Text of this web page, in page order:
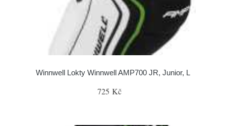
Winnwell Lokty Winnwell AMP700 JR, Junior, L
725 Kč